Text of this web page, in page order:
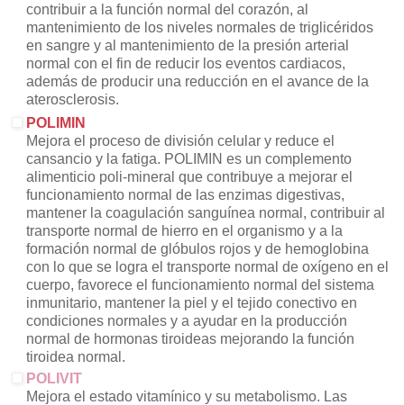
contribuir a la función normal del corazón, al
mantenimiento de los niveles normales de triglicéridos
en sangre y al mantenimiento de la presión arterial
normal con el fin de reducir los eventos cardiacos,
además de producir una reducción en el avance de la
aterosclerosis.
POLIMIN
Mejora el proceso de división celular y reduce el
cansancio y la fatiga. POLIMIN es un complemento
alimenticio poli-mineral que contribuye a mejorar el
funcionamiento normal de las enzimas digestivas,
mantener la coagulación sanguínea normal, contribuir al
transporte normal de hierro en el organismo y a la
formación normal de glóbulos rojos y de hemoglobina
con lo que se logra el transporte normal de oxígeno en el
cuerpo, favorece el funcionamiento normal del sistema
inmunitario, mantener la piel y el tejido conectivo en
condiciones normales y a ayudar en la producción
normal de hormonas tiroideas mejorando la función
tiroidea normal.
POLIVIT
Mejora el estado vitamínico y su metabolismo. Las